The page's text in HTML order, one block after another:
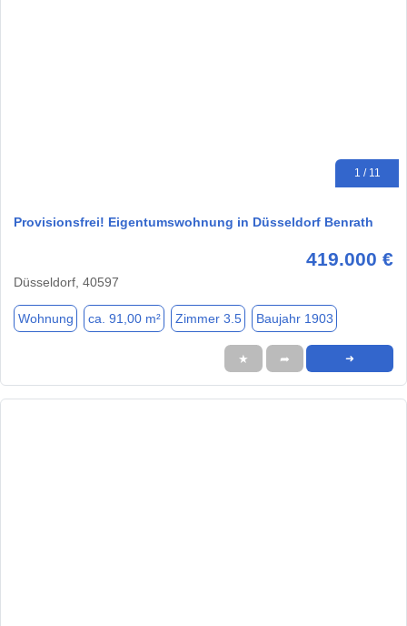
1 / 11
Provisionsfrei! Eigentumswohnung in Düsseldorf Benrath
419.000 €
Düsseldorf, 40597
Wohnung ca. 91,00 m² Zimmer 3.5 Baujahr 1903
★ ➦ ➜